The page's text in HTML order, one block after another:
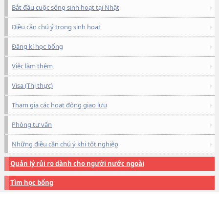
Bắt đầu cuộc sống sinh hoạt tại Nhật
Điều cần chú ý trong sinh hoạt
Đăng kí học bổng
Việc làm thêm
Visa (Thị thực)
Tham gia các hoạt động giao lưu
Phòng tư vấn
Những điều cần chú ý khi tốt nghiệp
Quản lý rủi ro dành cho người nước ngoài
Tìm học bổng